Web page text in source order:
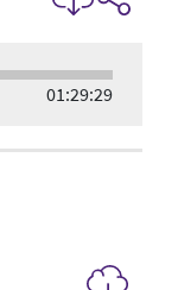
01:29:29